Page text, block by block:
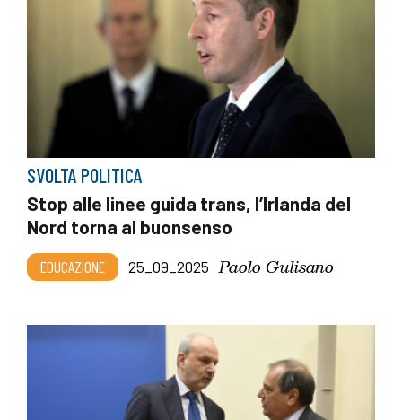
SVOLTA POLITICA
Stop alle linee guida trans, l’Irlanda del
Nord torna al buonsenso
EDUCAZIONE 25_09_2025 Paolo Gulisano